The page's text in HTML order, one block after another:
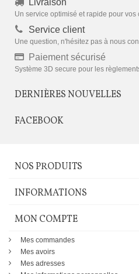
Livraison
Un service optimisé et rapide pour vos
Service client
Une question, n'hésitez pas à nous
Paiement sécurisé
Système 3D secure pour les
DERNIÈRES NOUVELLES
FACEBOOK
NOS PRODUITS
INFORMATIONS
MON COMPTE
Mes commandes
Mes avoirs
Mes adresses